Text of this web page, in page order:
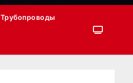
Трубопроводы